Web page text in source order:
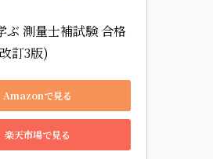
ぶ 測量士補試験 合格
訂3版)
Amazonで見る
楽天市場で見る